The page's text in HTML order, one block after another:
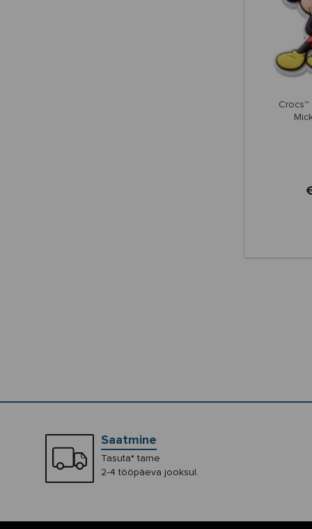
Saatmine
Tasuta* tarne
2-4 tööpäeva jooksul.